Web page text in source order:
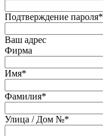
Подтверждение пароля*
Ваш адрес
Фирма
Имя*
Фамилия*
Улица / Дом №*